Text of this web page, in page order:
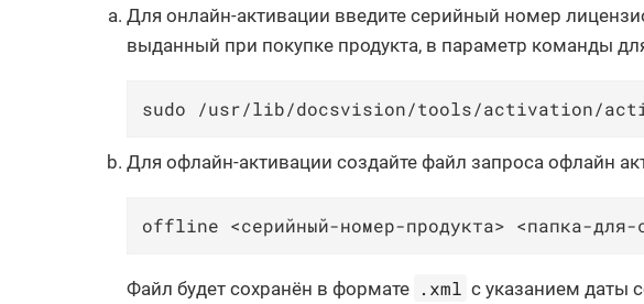
Для онлайн-активации введите серийный номер
выданный при покупке продукта, в параметр команды
sudo /usr/lib/docsvision/tools/activation/
Для офлайн-активации создайте файл запроса офлайн
offline <серийный-номер-продукта> <папка-для-
Файл будет сохранён в формате .xml с указанием даты